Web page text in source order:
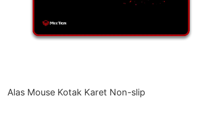
Alas Mouse Kotak Karet Non-slip